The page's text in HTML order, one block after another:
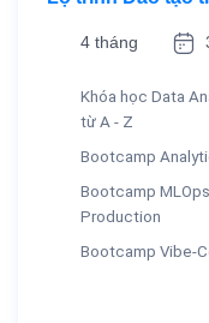
4 tháng
Khóa học Data
từ A - Z
Bootcamp
Bootcamp
Production
Bootcamp Vibe-